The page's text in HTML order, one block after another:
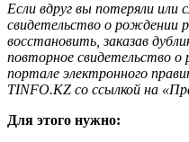
Если вдруг вы потеряли или
свидетельство о рождении
восстановить, заказав
повторное свидетельство
портале электронного
TINFO.KZ со ссылкой на
Для этого нужно: